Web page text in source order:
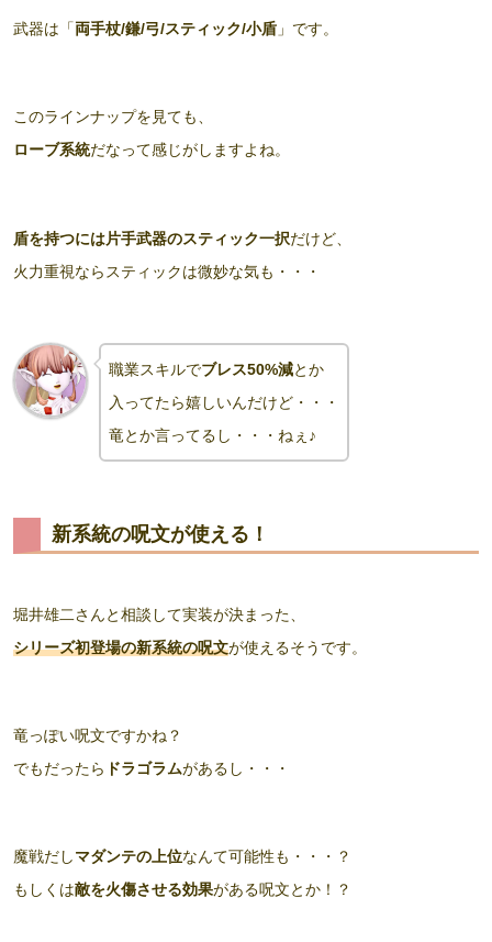
武器は「両手杖/鎌/弓/スティック/小盾 」です。
このラインナップを見ても、
ローブ系統だなって感じがしますよね。
盾を持つには片手武器のスティック一択だけど、
火力重視ならスティックは微妙な気も・・・
職業スキルでブレス50%減とか
入ってたら嬉しいんだけど・・・
竜とか言ってるし・・・ねぇ ♪
新系統の呪文が使える！
堀井雄二さんと相談して実装が決まった、
シリーズ初登場の新系統の呪文が使えるそうです。
竜っぽい呪文ですかね？
でもだったら ドラゴラムがあるし・・・
魔戦だしマダンテの上位なんて可能性も・・・？
もしくは敵を火傷させる効果がある呪文とか！？